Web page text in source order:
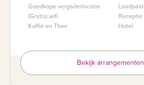
Goedkope vergaderlocatie
(Gratis) wifi
Koffie en Thee
Laadpaal
Receptie
Hotel
Bekijk arrangementen